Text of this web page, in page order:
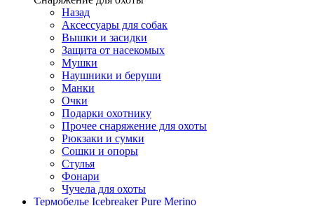
Назад
Аксессуары для собак
Вышки и засидки
Защита от насекомых
Мушки
Наушники и беруши
Манки
Очки
Подарки охотнику
Прочее снаряжение для охоты
Рюкзаки и сумки
Сошки и опоры
Стулья
Фонари
Чучела для охоты
Термобелье Icebreaker Pure Merino